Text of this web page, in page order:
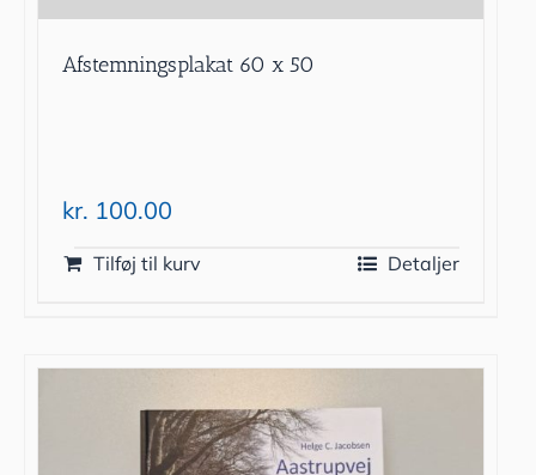
Afstemningsplakat 60 x 50
kr. 100.00
Tilføj til kurv Detaljer